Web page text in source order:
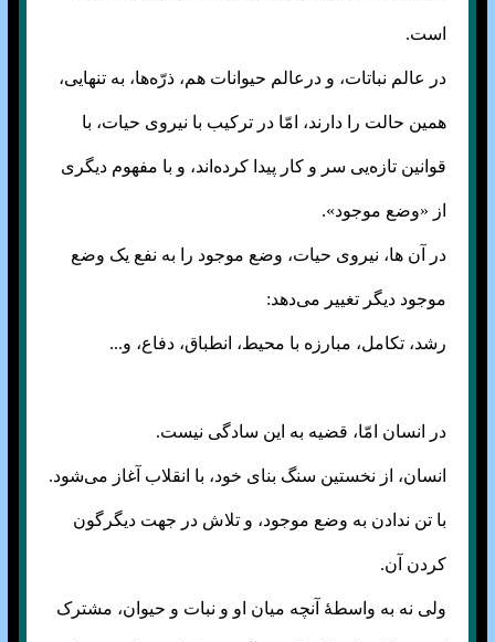
است.
در عالم نباتات، و درعالم حیوانات هم، ذرّه‌ها، به تنهایی،
همین حالت را دارند، امّا در ترکیب با نیروی حیات، با
قوانین تازه‌یی سر و کار پیدا کرده‌اند، و با مفهوم دیگری
از «وضع موجود».
در آن ها، نیروی حیات، وضع موجود را به نفع یک وضع
موجود دیگر تغییر می‌‌دهد:
رشد، تکامل، مبارزه با محیط، انطباق، دفاع، و...
در انسان امّا، قضیه به این سادگی نیست.
انسان، از نخستین سنگ بنای خود، با انقلاب آغاز می‌‌شود.
با تن ندادن به وضع موجود، و تلاش در جهت دیگرگون
کردن آن.
ولی نه به واسطهٔ آنچه میان او و نبات و حیوان، مشترک